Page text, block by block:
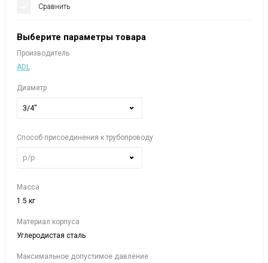
Сравнить
Выберите параметры товара
Производитель
ADL
Диаметр
3/4"
Способ присоединения к трубопроводу
р/р
Масса
1.5 кг
Материал корпуса
Углеродистая сталь
Максимальное допустимое давление